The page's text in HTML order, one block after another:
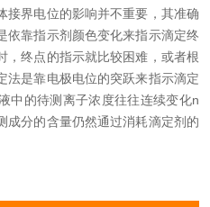
液体接界电位的影响并不重要，其准确
依靠指示剂颜色变化来指示滴定终
，终点的指示就比较困难，或者根
定法是靠电极电位的突跃来指示滴定
滴液中的待测离子浓度往往连续变化n
测成分的含量仍然通过消耗滴定剂的